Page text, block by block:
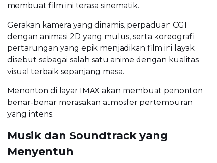
membuat film ini terasa sinematik.
Gerakan kamera yang dinamis, perpaduan CGI
dengan animasi 2D yang mulus, serta koreografi
pertarungan yang epik menjadikan film ini layak
disebut sebagai salah satu anime dengan kualitas
visual terbaik sepanjang masa.
Menonton di layar IMAX akan membuat penonton
benar-benar merasakan atmosfer pertempuran
yang intens.
Musik dan Soundtrack yang
Menyentuh